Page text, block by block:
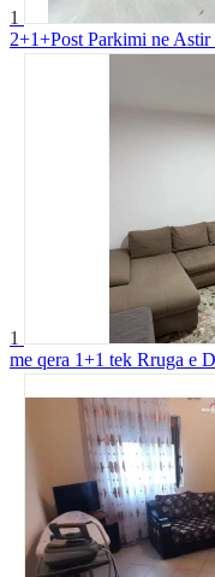
1
2+1+Post Parkimi ne
1
me qera 1+1 tek Rruga e